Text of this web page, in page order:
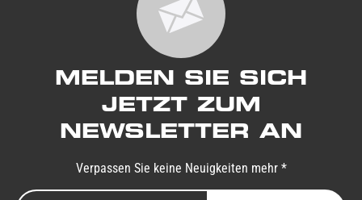
MELDEN SIE SICH
JETZT ZUM
NEWSLETTER AN
Verpassen Sie keine Neuigkeiten mehr *